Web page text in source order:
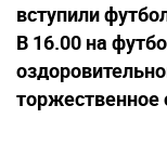
вступили
В 16.00 на